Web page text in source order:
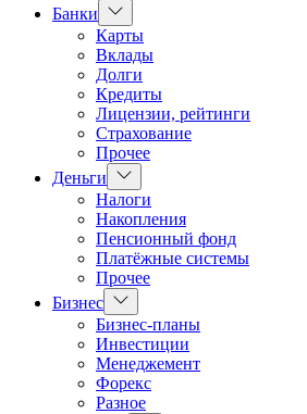
Банки
Показать
подменю
Карты
Вклады
Долги
Кредиты
Лицензии, рейтинги
Страхование
Прочее
Деньги
Показать
подменю
Налоги
Накопления
Пенсионный фонд
Платёжные системы
Прочее
Бизнес Показать
подменю
Бизнес-планы
Инвестиции
Менеджемент
Форекс
Разное